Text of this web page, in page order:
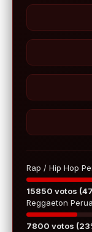
Rap / Hip Hop
15850 votos
Reggaeton
7800 votos